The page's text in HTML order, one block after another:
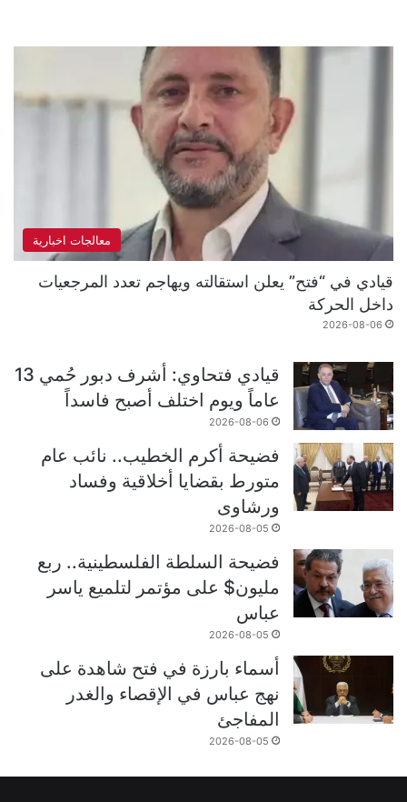
معالجات اخبارية
قيادي في “فتح” يعلن استقالته ويهاجم تعدد المرجعيات
داخل الحركة
2026-08-06
قيادي فتحاوي: أشرف دبور حُمي 13
عاماً ويوم اختلف أصبح فاسداً
2026-08-06
فضيحة أكرم الخطيب.. نائب عام
متورط بقضايا أخلاقية وفساد
ورشاوى
2026-08-05
فضيحة السلطة الفلسطينية.. ربع
مليون$ على مؤتمر لتلميع ياسر
عباس
2026-08-05
أسماء بارزة في فتح شاهدة على
نهج عباس في الإقصاء والغدر
المفاجئ
2026-08-05